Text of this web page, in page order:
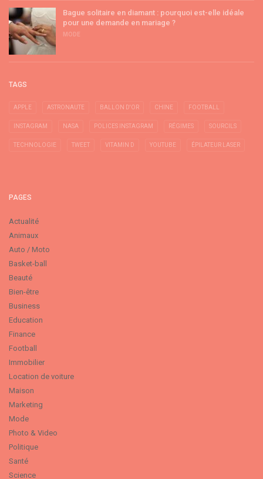
Bague solitaire en diamant : pourquoi est-elle idéale
pour une demande en mariage ?
MODE
TAGS
APPLE ASTRONAUTE BALLON D'OR CHINE FOOTBALL
INSTAGRAM NASA POLICES INSTAGRAM RÉGIMES SOURCILS
TECHNOLOGIE TWEET VITAMIN D YOUTUBE ÉPILATEUR LASER
PAGES
Actualité
Animaux
Auto / Moto
Basket-ball
Beauté
Bien-être
Business
Education
Finance
Football
Immobilier
Location de voiture
Maison
Marketing
Mode
Photo & Video
Politique
Santé
Science